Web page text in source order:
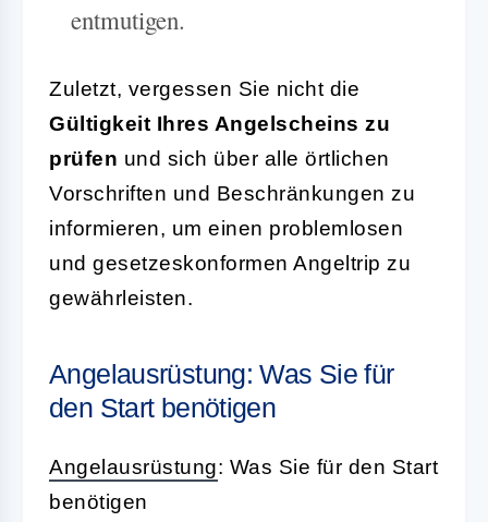
entmutigen.
Zuletzt, vergessen Sie nicht die
Gültigkeit Ihres Angelscheins zu
prüfen und sich über alle örtlichen
Vorschriften und Beschränkungen zu
informieren, um einen problemlosen
und gesetzeskonformen Angeltrip zu
gewährleisten.
Angelausrüstung: Was Sie für
den Start benötigen
Angelausrüstung: Was Sie für den Start
benötigen